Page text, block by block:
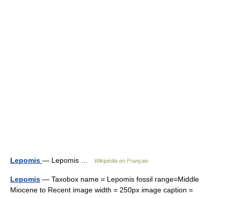
Lepomis — Lepomis … Wikipédia en Français
Lepomis — Taxobox name = Lepomis fossil range=Middle
Miocene to Recent image width = 250px image caption =